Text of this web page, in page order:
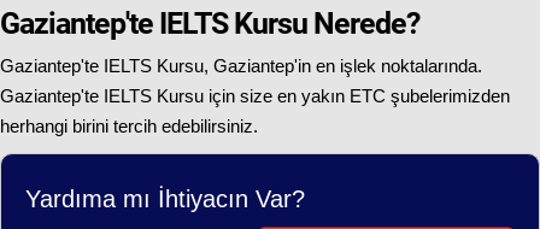
Gaziantep'te IELTS Kursu Nerede?
Gaziantep'te IELTS Kursu, Gaziantep'in en işlek noktalarında.
Gaziantep'te IELTS Kursu için size en yakın ETC şubelerimizden
herhangi birini tercih edebilirsiniz.
Yardıma mı İhtiyacın Var?